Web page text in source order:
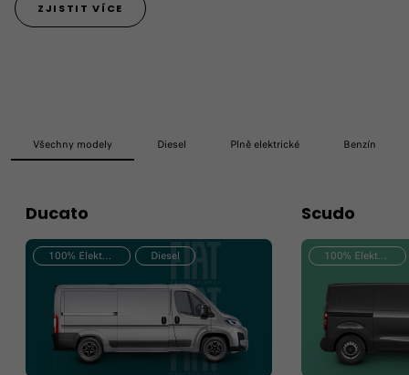
ZJISTIT VÍCE
Všechny modely Diesel Plně elektrické Benzín
Ducato
100% Elektrický Diesel
Scudo
100% Elektrický